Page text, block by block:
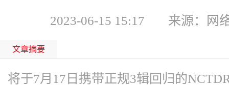
2023-06-15 15:17 来源：网
文章摘要
将于7月17日携带正规3辑回归的